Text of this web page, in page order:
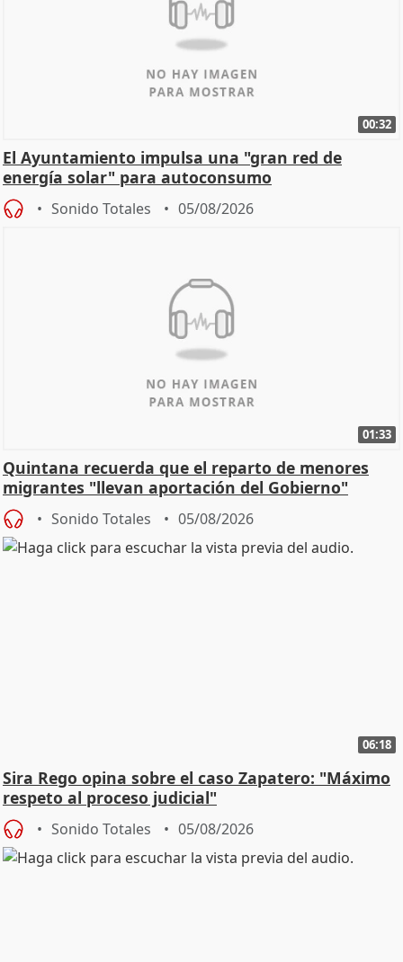
00:32
El Ayuntamiento impulsa una "gran red de
energía solar" para autoconsumo
Sonido Totales 05/08/2026
01:33
Quintana recuerda que el reparto de menores
migrantes "llevan aportación del Gobierno"
central
Sonido Totales 05/08/2026
06:18
Sira Rego opina sobre el caso Zapatero: "Máximo
respeto al proceso judicial"
Sonido Totales 05/08/2026